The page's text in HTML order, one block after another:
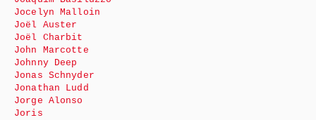
Jocelyn Malloin
Joël Auster
Joël Charbit
John Marcotte
Johnny Deep
Jonas Schnyder
Jonathan Ludd
Jorge Alonso
Joris